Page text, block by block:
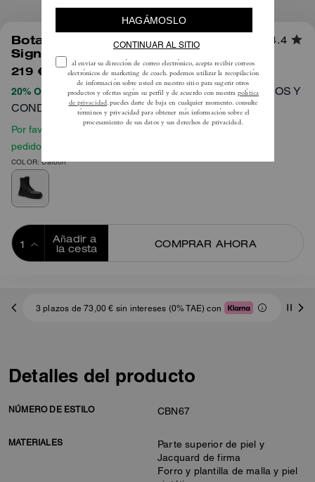
Bota Militar Con Jacquard
Signature
4.4
219 € 450 €
20% OFF APLICADO AL PROCESAR EL PAGOTÉRMINOS Y
CONDICIONES COMPLETOS AQUÍ
Por favor, consulta nuestra guía de tallas antes de hacer tu
pedido
COLOR: Carbón
Añadir a
la cesta
COMPRAR AHORA
3 plazos de 73,00 € sin intereses (0% TAE) con
Detalles del producto
NÚMERO DE ESTILO CBN67
MATERIALES
Parte superior de piel y
Jacquard de firma
Forro y plantilla de malla y piel